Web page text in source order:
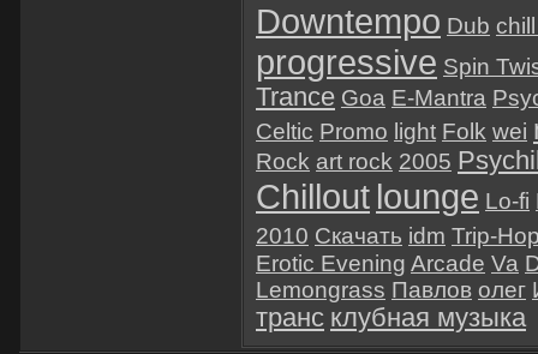
Downtempo Dub
progressive Spin
Trance Goa E-Mantra
Celtic Promo light Folk wei
Rock art rock 2005
Chillout lounge Lo-fi
2010 Скачать idm Trip-
Erotic Evening Arcade Va
Lemongrass Павлов олег
транс клубная музыка